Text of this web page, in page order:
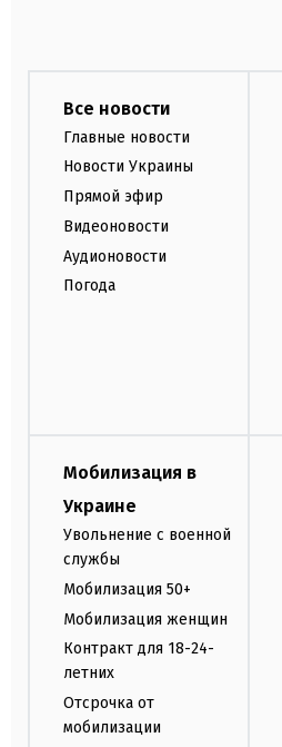
Все новости
Главные новости
Новости Украины
Прямой эфир
Видеоновости
Аудионовости
Погода
Мобилизация в
Украине
Увольнение с военной
службы
Мобилизация 50+
Мобилизация женщин
Контракт для 18-24-
летних
Отсрочка от
мобилизации